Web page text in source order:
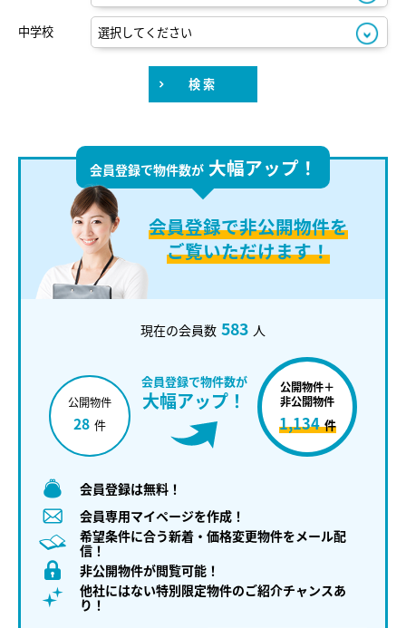
中学校
検索
会員登録で物件数が 大幅アップ！
会員登録で非公開物件を
ご覧いただけます！
現在の会員数 583 人
会員登録で物件数が
大幅アップ！
公開物件
28 件
公開物件＋
非公開物件
1,134 件
会員登録は無料！
会員専用マイページを作成！
希望条件に合う新着・価格変更物件をメール配
信！
非公開物件が閲覧可能！
他社にはない特別限定物件のご紹介チャンスあ
り！